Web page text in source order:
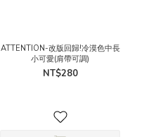
ATTENTION-改版回歸!冷漠色中長
小可愛(肩帶可調)
NT$280